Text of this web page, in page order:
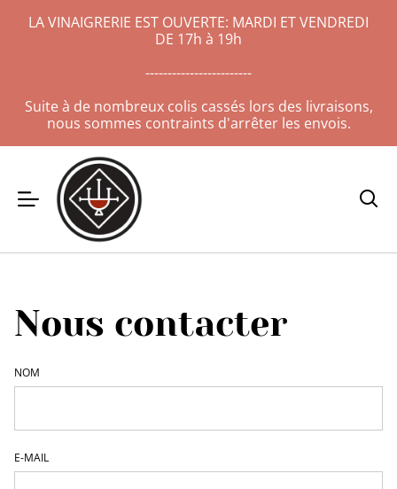
LA VINAIGRERIE EST OUVERTE: MARDI ET VENDREDI
DE 17h à 19h
------------------------
Suite à de nombreux colis cassés lors des livraisons,
nous sommes contraints d'arrêter les envois.
Nous contacter
NOM
E-MAIL